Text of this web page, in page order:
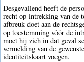
Desgevallend heeft de
recht op intrekking van de
afbreuk doet aan de
op toestemming vóór de
moet hij zich in dat geval
vermelding van de
identiteitskaart voegen.